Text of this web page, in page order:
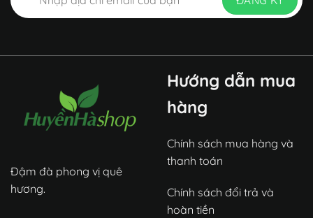
Đậm đà phong vị quê
hương.
Hướng dẫn mua
hàng
Chính sách mua hàng và
thanh toán
Chính sách đổi trả và
hoàn tiền